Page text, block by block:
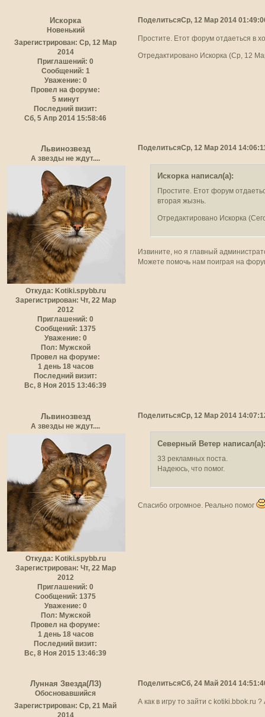
ПоделитьсяСр, 12 Мар 2014
Искорка
Новенький
Зарегистрирован: Ср, 12 Мар
2014
Приглашений: 0
Сообщений: 1
Уважение: 0
Провел на форуме:
5 минут
Последний визит:
Сб, 5 Апр 2014 15:58:46
Простите. Етот форум отдаеться в
Отредактировано Искорка (Ср, 12
ПоделитьсяСр, 12 Мар 2014
Львинозвезд
А звезды не ждут....
Откуда: Kotiki.spybb.ru
Зарегистрирован: Чт, 22 Мар
2012
Приглашений: 0
Сообщений: 1375
Уважение: 0
Пол: Мужской
Провел на форуме:
1 день 18 часов
Последний визит:
Вс, 8 Ноя 2015 13:46:39
Искорка написал(а):
Простите. Етот форум
вторая жызнь.
Отредактировано Искорка
Извините, но я главный
Можете помочь нам поиграя на
ПоделитьсяСр, 12 Мар 2014
Львинозвезд
А звезды не ждут....
Откуда: Kotiki.spybb.ru
Зарегистрирован: Чт, 22 Мар
2012
Приглашений: 0
Сообщений: 1375
Уважение: 0
Пол: Мужской
Провел на форуме:
1 день 18 часов
Последний визит:
Вс, 8 Ноя 2015 13:46:39
Северный Ветер
33 рекламных поста.
Надеюсь, что помог.
Спасибо огромное. Реально помог
ПоделитьсяСб, 24 Май 2014
Лунная Звезда(ЛЗ)
Обосновавшийся
Зарегистрирован: Ср, 21 Май
2014
А как в игру то зайти с kotiki.bbok.ru